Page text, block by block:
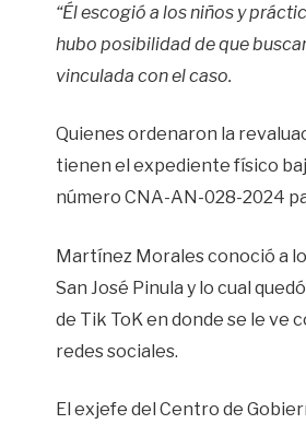
“Él escogió a los niños y
hubo posibilidad de que
vinculada con el caso.
Quienes ordenaron la
tienen el expediente físico
número CNA-AN-028-2024
Martínez Morales conoció a
San José Pinula y lo cual
de Tik ToK en donde se le ve
redes sociales.
El exjefe del Centro de